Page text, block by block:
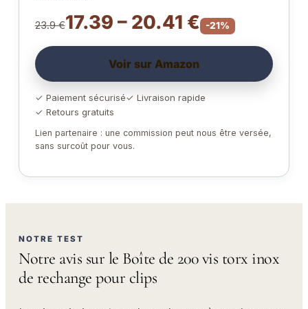
23.9 €17.39 – 20.41 € -21%
Voir sur Amazon
✓ Paiement sécurisé✓ Livraison rapide
✓ Retours gratuits
Lien partenaire : une commission peut nous être versée,
sans surcoût pour vous.
NOTRE TEST
Notre avis sur le Boîte de 200 vis torx inox
de rechange pour clips